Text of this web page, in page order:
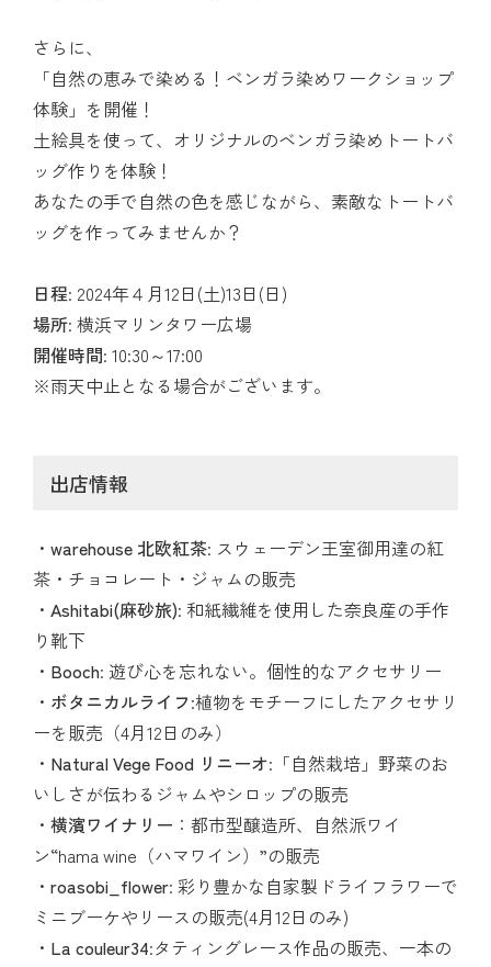
さらに、
「自然の恵みで染める！ベンガラ染めワークショップ
体験」を開催！
土絵具を使って、オリジナルのベンガラ染めトートバ
ッグ作りを体験！
あなたの手で自然の色を感じながら、素敵なトートバ
ッグを作ってみませんか？
日程: 2024年４月12日(土)13日(日)
場所: 横浜マリンタワー広場
開催時間: 10:30～17:00
※雨天中止となる場合がございます。
出店情報
warehouse 北欧紅茶: スウェーデン王室御用達の紅
茶・チョコレート・ジャムの販売
Ashitabi(麻砂旅): 和紙繊維を使用した奈良産の手作
り靴下
Booch: 遊び心を忘れない。個性的なアクセサリー
ボタニカルライフ:植物をモチーフにしたアクセサリ
ーを販売（4月12日のみ）
Natural Vege Food リニーオ:「自然栽培」野菜のお
いしさが伝わるジャムやシロップの販売
横濱ワイナリー ：都市型醸造所、自然派ワイ
ン“hama wine（ハマワイン）”の販売
roasobi_flower: 彩り豊かな自家製ドライフラワーで
ミニブーケやリースの販売(4月12日のみ)
La couleur34:タティングレース作品の販売、一本の